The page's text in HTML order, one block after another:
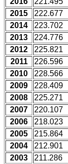
2015
222.677
2014
223.702
2013
224.776
2012
225.821
2011
226.596
2010
228.566
2009
228.409
2008
225.271
2007
220.107
2006
218.023
2005
215.864
2004
212.901
2003
211.286